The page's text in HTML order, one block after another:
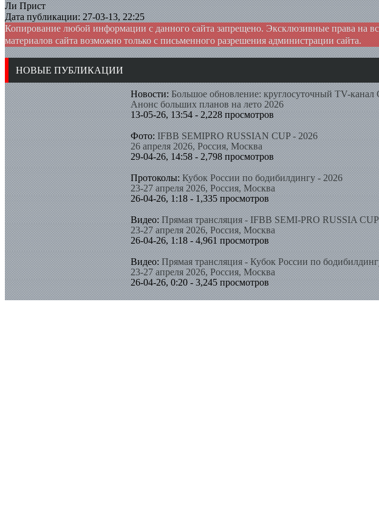
Ли Прист
Дата публикации: 27-03-13, 22:25
Копирование любой информации с данного сайта запрещено. Эксклюзивные права на
материалов сайта возможно только с письменного разрешения администрации сайта.
НОВЫЕ ПУБЛИКАЦИИ
Новости: Большое обновление: круглосуточный TV-
Анонс больших планов на лето 2026
13-05-26, 13:54 - 2,228 просмотров
Фото: IFBB SEMIPRO RUSSIAN CUP - 2026
26 апреля 2026, Россия, Москва
29-04-26, 14:58 - 2,798 просмотров
Протоколы: Кубок России по бодибилдингу - 2026
23-27 апреля 2026, Россия, Москва
26-04-26, 1:18 - 1,335 просмотров
Видео: Прямая трансляция - IFBB SEMI-PRO RUSSIA
23-27 апреля 2026, Россия, Москва
26-04-26, 1:18 - 4,961 просмотров
Видео: Прямая трансляция - Кубок России по
23-27 апреля 2026, Россия, Москва
26-04-26, 0:20 - 3,245 просмотров
Видео: Прямая трансляция - Кубок России по